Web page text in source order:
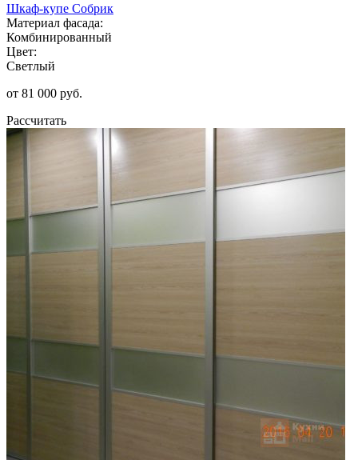
Шкаф-купе Собрик
Материал фасада:
Комбинированный
Цвет:
Светлый
от 81 000 руб.
Рассчитать